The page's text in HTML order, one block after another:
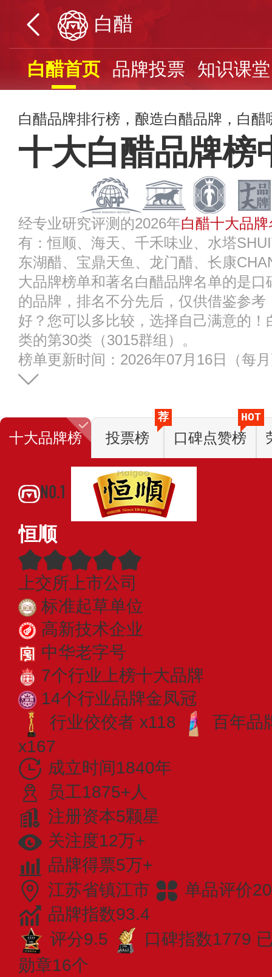
白醋
白醋首页 品牌投票 知识课堂
白醋品牌排行榜，酿造白醋品牌，白醋
十大白醋品牌榜
经专业研究评测的2026年白醋十大品牌
有：恒顺、海天、千禾味业、水塔
东湖醋、宝鼎天鱼、龙门醋、长康
大品牌榜单和著名白醋品牌名单的是
的品牌，排名不分先后，仅供借鉴参
好？您可以多比较，选择自己满意的
类的第30类（3015群组）。
榜单更新时间：2026年07月16日（每
十大品牌榜 投票榜
荐
口碑点赞榜
HOT
NO.1
恒顺
上交所上市公司
标准起草单位
高新技术企业
中华老字号
7个行业上榜十大品牌
14个行业品牌金凤冠
行业佼佼者 x118
百年品
x167
成立时间1840年
员工1875+人
注册资本5颗星
关注度12万+
品牌得票5万+
江苏省镇江市
单品评价
品牌指数93.4
评分9.5
口碑指数1779
勋章16个